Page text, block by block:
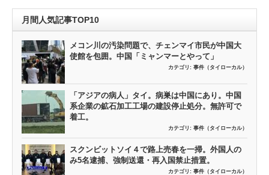
月間人気記事TOP10
メコン川の汚染問題で、チェンマイ市民が中国大
使館を包囲。中国「ミャンマーとやって」
カテゴリ: 事件（タイローカル）
「アジアの病人」タイ。病巣は中国にあり。中国
系企業の鉱石加工工場の建設停止処分。無許可で
着工。
カテゴリ: 事件（タイローカル）
スクンビットソイ４で路上売春を一掃。外国人の
み5名逮捕、強制送還・再入国禁止措置。
カテゴリ: 事件（タイローカル）